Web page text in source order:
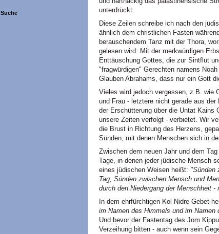
Suche
unterdrückt.
Diese Zeilen schreibe ich nach den
ähnlich dem christlichen Fasten
berauschendem Tanz mit der Thora,
gelesen wird: Mit der merkwürdigen
Enttäuschung Gottes, die zur Sintflut
"fragwürdigen" Gerechten namens
Glauben Abrahams, dass nur ein Gott
Vieles wird jedoch vergessen, z.B. wie
und Frau - letztere nicht gerade aus
der Erschütterung über die Untat Kains
unsere Zeiten verfolgt - verbietet. Wir
die Brust in Richtung des Herzens,
Sünden, mit denen Menschen sich in
Zwischen dem neuen Jahr und dem
Tage, in denen jeder jüdische Mensch
eines jüdischen Weisen heißt: "Sünden
Tag, Sünden zwischen Mensch und
durch den Niedergang der Menschheit -
In dem ehrfürchtigen Kol Nidre-Gebet
im Namen des Himmels und im
Und bevor der Fastentag des Jom
Verzeihung bitten - auch wenn sein